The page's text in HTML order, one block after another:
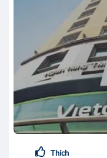
Thích